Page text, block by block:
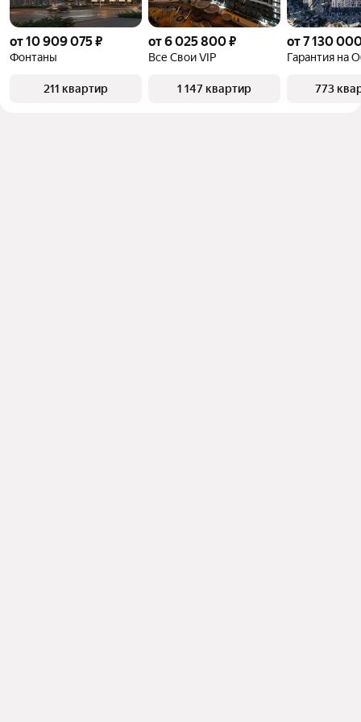
от 10 909 075 ₽
Фонтаны
211 квартир
от 6 025 800 ₽
Все Свои VIP
1 147 квартир
от 7 130
Гарантия на
773